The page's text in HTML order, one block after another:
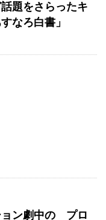
題をさらったキ
なろ白書」
ョン劇中の プロ